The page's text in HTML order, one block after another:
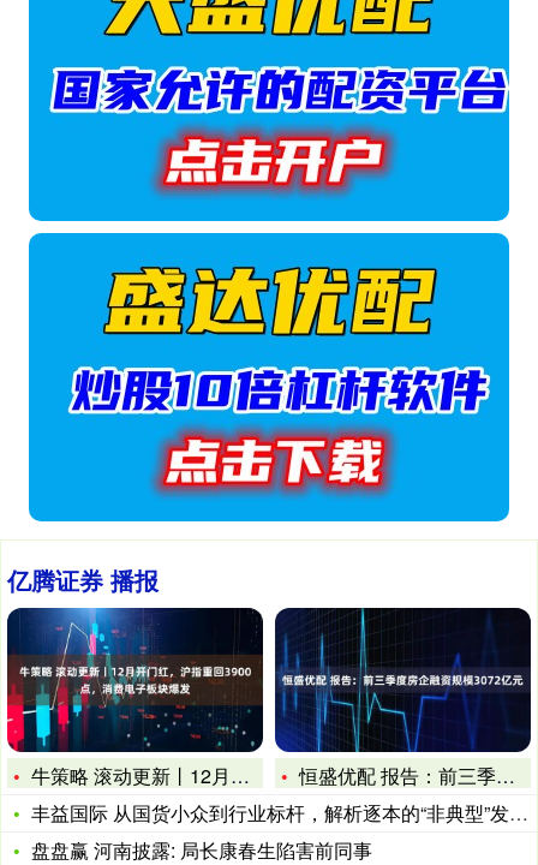
亿腾证券 播报
牛策略 滚动更新丨12月开门红，沪指重回3900点，消费电子
恒盛优配 报告：前三季度房企融资规模3072亿元
丰益国际 从国货小众到行业标杆，解析逐本的“非典型”发展之路
盘盘赢 河南披露: 局长康春生陷害前同事